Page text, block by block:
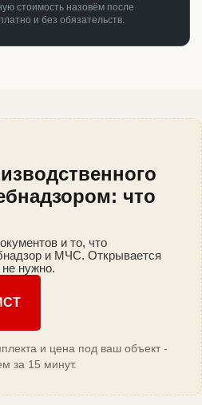
стоимость назовём после
и без обязательств.
что
и то, что
и МЧС. Открывается
не нужно.
и цена под ваш объект -
за 15 минут.